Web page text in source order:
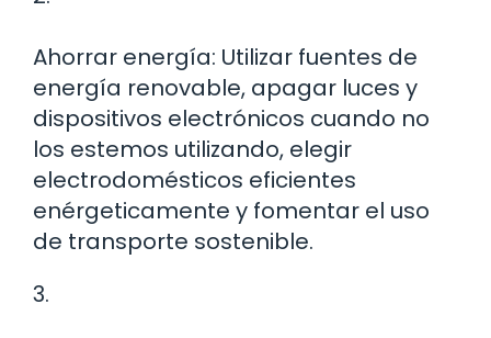
Ahorrar energía: Utilizar fuentes de
energía renovable, apagar luces y
dispositivos electrónicos cuando no
los estemos utilizando, elegir
electrodomésticos eficientes
enérgeticamente y fomentar el uso
de transporte sostenible.
3.